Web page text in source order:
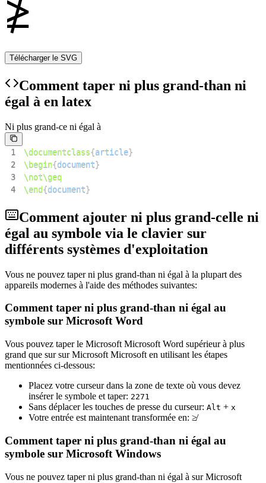
Télécharger le SVG
Comment taper ni plus grand-than ni
égal à en latex
Ni plus grand-ce ni égal à
1 \documentclass{article}
2
\begin{document}
3
\not\geq
4
\end{document}
Comment ajouter ni plus grand-celle ni
égal au symbole via le clavier sur
différents systèmes d'exploitation
Vous ne pouvez taper ni plus grand-than ni égal à la plupart des
appareils modernes à l'aide des méthodes suivantes:
Comment taper ni plus grand-than ni égal au
symbole sur Microsoft Word
Vous pouvez taper le Microsoft Microsoft Word supérieur à plus
grand que sur sur Microsoft Microsoft en utilisant les étapes
mentionnées ci-dessous:
Placez votre curseur dans la zone de texte où vous devez
insérer le symbole et taper: 2271
Sans déplacer les touches de presse du curseur: Alt + x
Votre entrée est maintenant transformée en: ≱
Comment taper ni plus grand-than ni égal au
symbole sur Microsoft Windows
Vous ne pouvez taper ni plus grand-than ni égal à sur Microsoft